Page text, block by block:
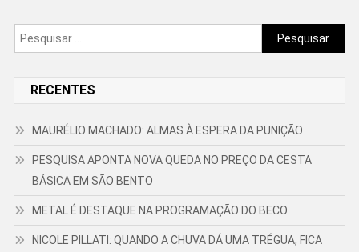
Pesquisar
por:
RECENTES
MAURÉLIO MACHADO: ALMAS À ESPERA DA PUNIÇÃO
PESQUISA APONTA NOVA QUEDA NO PREÇO DA CESTA
BÁSICA EM SÃO BENTO
METAL É DESTAQUE NA PROGRAMAÇÃO DO BECO
NICOLE PILLATI: QUANDO A CHUVA DÁ UMA TRÉGUA, FICA